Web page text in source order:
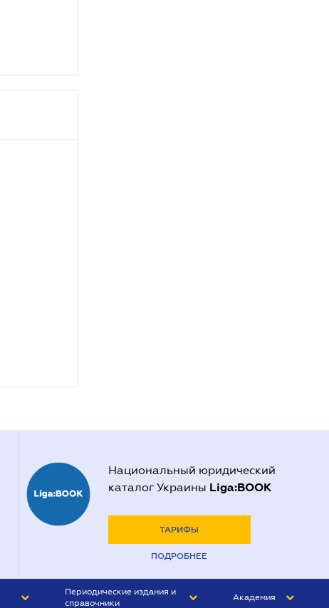
Национальный юридический
каталог Украины Liga:BOOK
ТАРИФЫ
ПОДРОБНЕЕ
Периодические издания и
справочники
Академия